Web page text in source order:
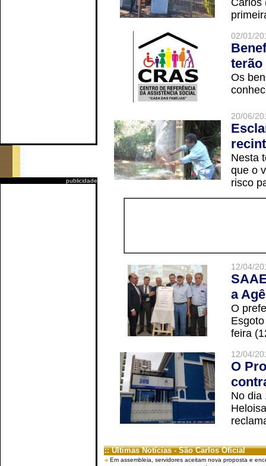
publicidade
Carlos
02/01/
terão
Os
20/06/
Nesta
que o
risco
12/04/
a
O
feira
12/04/
O
No dia
:: Últimas Notícias - São Carlos Oficial
Em assembleia, servidores aceitam nova proposta e